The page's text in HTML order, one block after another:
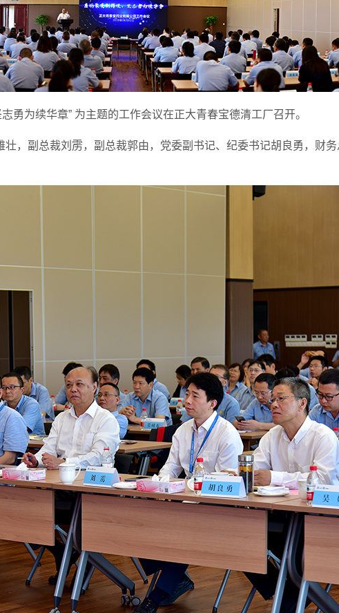
勇为续华章” 为主题的工作会议在正大青春宝德清工厂召开。
，副总裁刘雳，副总裁郭由，党委副书记、纪委书记胡良勇，财